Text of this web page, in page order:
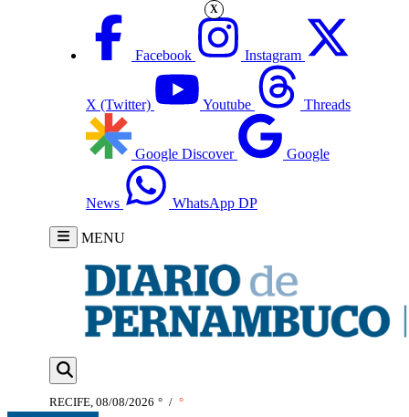
Facebook Instagram
X (Twitter) Youtube Threads
Google Discover Google
News WhatsApp DP
MENU
RECIFE, 08/08/2026 ° / °
X